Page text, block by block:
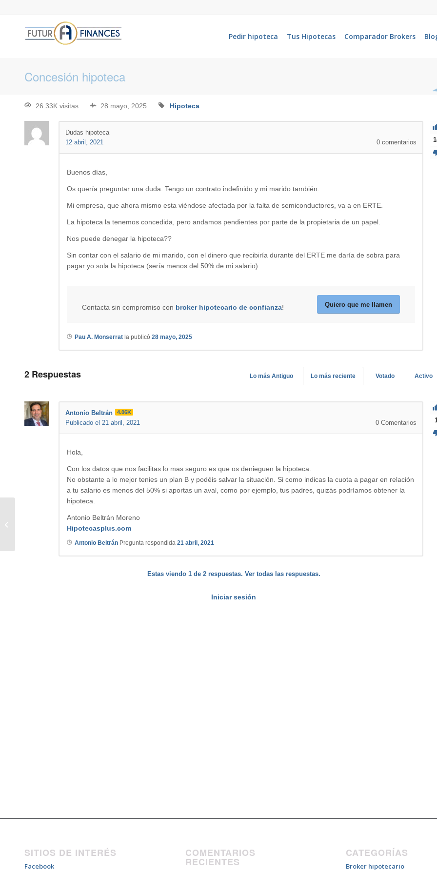
Pedir hipoteca Tus Hipotecas Comparador Brokers
Concesión hipoteca
26.33K visitas 28 mayo, 2025 Hipoteca
Dudas hipoteca
12 abril, 2021
0 comentarios
Buenos días,
Os quería preguntar una duda. Tengo un contrato indefinido y mi marido también.
Mi empresa, que ahora mismo esta viéndose afectada por la falta de semiconductores, va a en ERTE.
La hipoteca la tenemos concedida, pero andamos pendientes por parte de la propietaria de un papel.
Nos puede denegar la hipoteca??
Sin contar con el salario de mi marido, con el dinero que recibiría durante del ERTE me daría de sobra para
pagar yo sola la hipoteca (sería menos del 50% de mi salario)
Contacta sin compromiso con broker hipotecario de confianza! Quiero que me llamen
Pau A. Monserrat la publicó 28 mayo, 2025
2 Respuestas Activo
Votado
Lo más reciente
Lo más Antiguo
Antonio Beltrán 4.06K
Publicado el 21 abril, 2021 0 Comentarios
Hola,
Con los datos que nos facilitas lo mas seguro es que os denieguen la hipoteca.
No obstante a lo mejor tenies un plan B y podéis salvar la situación. Si como indicas la cuota a pagar en relación
a tu salario es menos del 50% si aportas un aval, como por ejemplo, tus padres, quizás podríamos obtener la
hipoteca.
Antonio Beltrán Moreno
Hipotecasplus.com
Antonio Beltrán Pregunta respondida 21 abril, 2021
Estas viendo 1 de 2 respuestas. Ver todas las respuestas.
Iniciar sesión
SITIOS DE INTERÉS
Facebook
COMENTARIOS
RECIENTES
CATEGORÍAS
Broker hipotecario
cambiar porcentajes participacion